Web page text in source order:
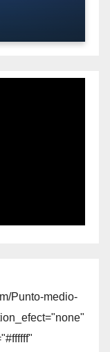
Punto-medio-